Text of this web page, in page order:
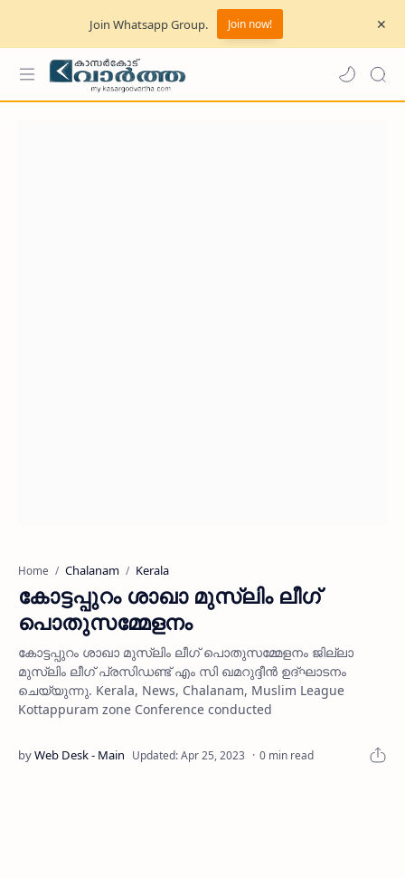
Join Whatsapp Group. Join now!
Home Chalanam Kerala
കോട്ടപ്പുറം ശാഖാ മുസ്ലിം ലീഗ്
പൊതുസമ്മേളനം
കോട്ടപ്പുറം ശാഖാ മുസ്ലിം ലീഗ് പൊതുസമ്മേളനം ജില്ലാ
മുസ്ലിം ലീഗ് പ്രസിഡണ്ട് എം സി ഖമറുദ്ദീന്‍ ഉദ്ഘാടനം
ചെയ്യുന്നു. Kerala, News, Chalanam, Muslim League
Kottappuram zone Conference conducted
0 min read